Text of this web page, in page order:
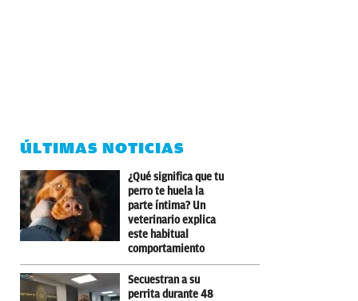
ÚLTIMAS NOTICIAS
¿Qué significa que tu
perro te huela la
parte íntima? Un
veterinario explica
este habitual
comportamiento
Secuestran a su
perrita durante 48